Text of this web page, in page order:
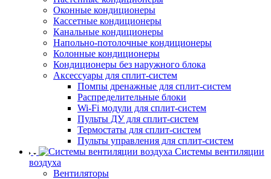
Оконные кондиционеры
Кассетные кондиционеры
Канальные кондиционеры
Напольно-потолочные кондиционеры
Колонные кондиционеры
Кондиционеры без наружного блока
Аксессуары для сплит-систем
Помпы дренажные для сплит-систем
Распределительные блоки
Wi-Fi модули для сплит-систем
Пульты ДУ для сплит-систем
Термостаты для сплит-систем
Пульты управления для сплит-систем
Системы вентиляции
воздуха
Вентиляторы